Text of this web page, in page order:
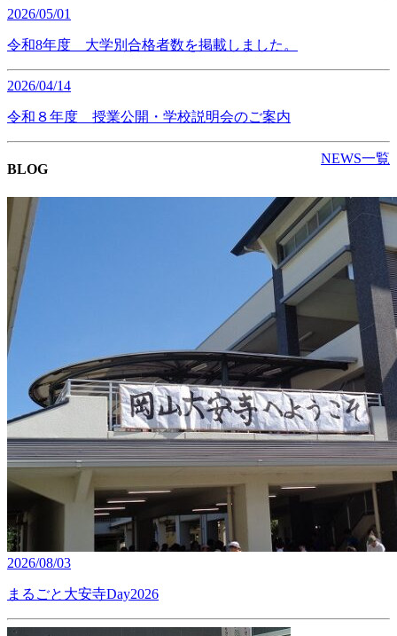
2026/05/01
令和8年度 大学別合格者数を掲載しました。
2026/04/14
令和８年度 授業公開・学校説明会のご案内
NEWS一覧
BLOG
2026/08/03
まるごと大安寺Day2026